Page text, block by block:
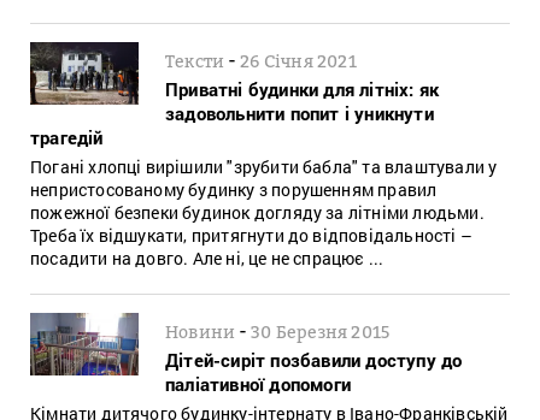
Тексти -26 Січня 2021
Приватні будинки для літніх: як
задовольнити попит і уникнути
трагедій
Погані хлопці вирішили "зрубити бабла" та влаштували у
непристосованому будинку з порушенням правил
пожежної безпеки будинок догляду за літніми людьми.
Треба їх відшукати, притягнути до відповідальності –
посадити на довго. Але ні, це не спрацює ...
Новини -30 Березня 2015
Дітей-сиріт позбавили доступу до
паліативної допомоги
Кімнати дитячого будинку-інтернату в Івано-Франківській